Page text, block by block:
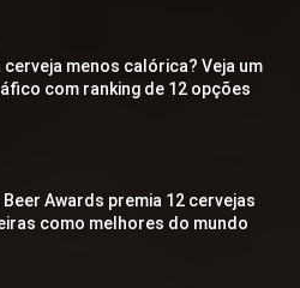
cerveja menos calórica? Veja um
com ranking de 12 opções
Awards premia 12 cervejas
como melhores do mundo